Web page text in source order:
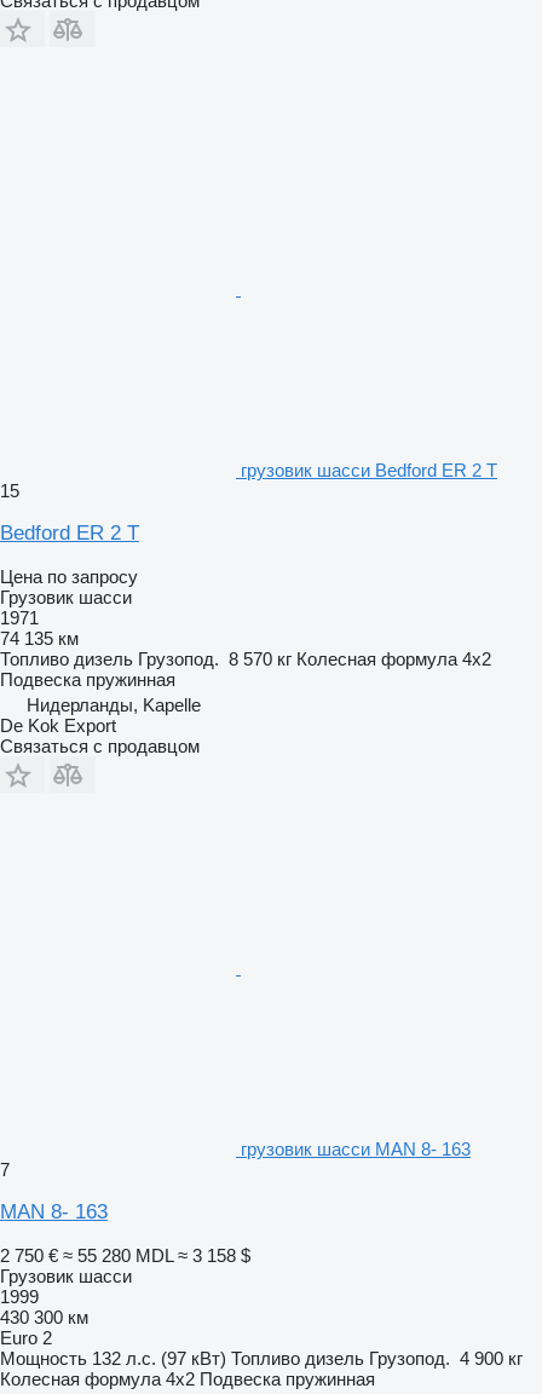
грузовик шасси Bedford ER 2 T
15
Bedford ER 2 T
Цена по запросу
Грузовик шасси
1971
74 135 км
Топливо дизель Грузопод. 8 570 кг Колесная формула 4x2
Подвеска пружинная
Нидерланды, Kapelle
De Kok Export
Связаться с продавцом
грузовик шасси MAN 8- 163
7
MAN 8- 163
2 750 € ≈ 55 280 MDL ≈ 3 158 $
Грузовик шасси
1999
430 300 км
Euro 2
Мощность 132 л.с. (97 кВт) Топливо дизель Грузопод. 4 900 кг
Колесная формула 4x2 Подвеска пружинная